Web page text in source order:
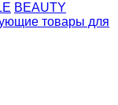
BЕАUTY
товары для